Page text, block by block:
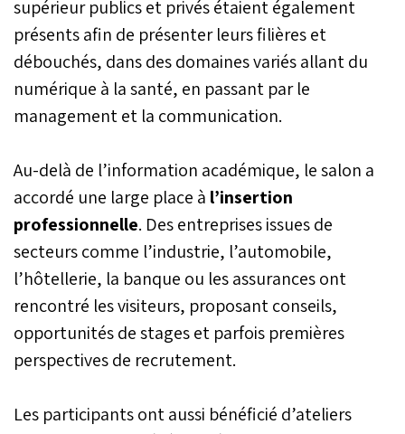
supérieur publics et privés étaient également
présents afin de présenter leurs filières et
débouchés, dans des domaines variés allant du
numérique à la santé, en passant par le
management et la communication.
Au-delà de l’information académique, le salon a
accordé une large place à l’insertion
professionnelle. Des entreprises issues de
secteurs comme l’industrie, l’automobile,
l’hôtellerie, la banque ou les assurances ont
rencontré les visiteurs, proposant conseils,
opportunités de stages et parfois premières
perspectives de recrutement.
Les participants ont aussi bénéficié d’ateliers